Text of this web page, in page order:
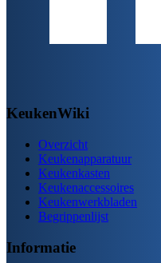
KeukenWiki
Overzicht
Keukenapparatuur
Keukenkasten
Keukenaccessoires
Keukenwerkbladen
Begrippenlijst
Informatie